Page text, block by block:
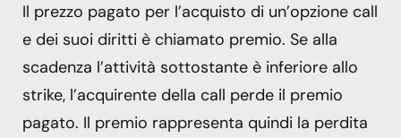
Il prezzo pagato per l’acquisto di un’opzione call
e dei suoi diritti è chiamato premio. Se alla
scadenza l’attività sottostante è inferiore allo
strike, l’acquirente della call perde il premio
pagato. Il premio rappresenta quindi la perdita